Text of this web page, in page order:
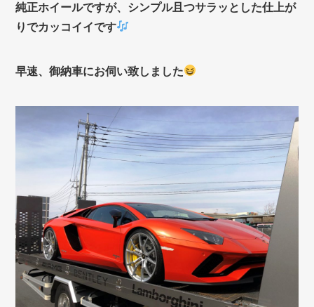
純正ホイールですが、シンプル且つサラッとした仕上が
りでカッコイイです
早速、御納車にお伺い致しました